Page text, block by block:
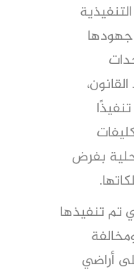
جهودها
بفرض
.
تم تنفيذها
ومخالفة
على أراضي